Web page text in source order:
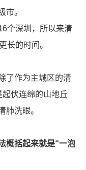
市。
个深圳，所以来清
长的时间。
了作为主城区的清
伏连绵的山地丘
肺洗眼。
概括起来就是“一泡